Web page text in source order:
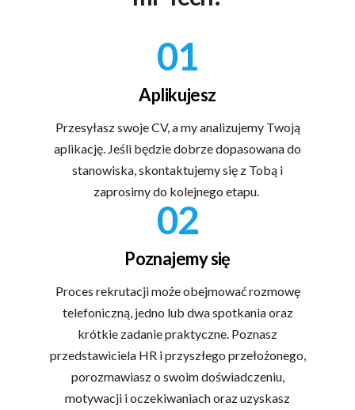
01
Aplikujesz
Przesyłasz swoje CV, a my analizujemy Twoją
aplikację. Jeśli będzie dobrze dopasowana do
stanowiska, skontaktujemy się z Tobą i
zaprosimy do kolejnego etapu.
02
Poznajemy się
Proces rekrutacji może obejmować rozmowę
telefoniczną, jedno lub dwa spotkania oraz
krótkie zadanie praktyczne. Poznasz
przedstawiciela HR i przyszłego przełożonego,
porozmawiasz o swoim doświadczeniu,
motywacji i oczekiwaniach oraz uzyskasz